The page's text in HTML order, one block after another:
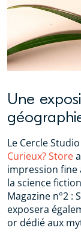
Une
Le Cercle
Curieux? Store
impression fine
la science
Magazine n°2 :
exposera
or dédié aux